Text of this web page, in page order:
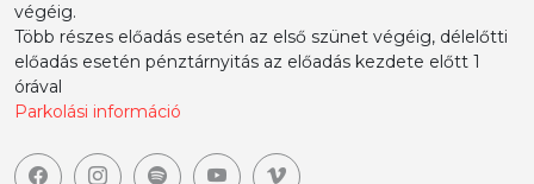
végéig.
Több részes előadás esetén az első szünet végéig, délelőtti
előadás esetén pénztárnyitás az előadás kezdete előtt 1
órával
Parkolási információ